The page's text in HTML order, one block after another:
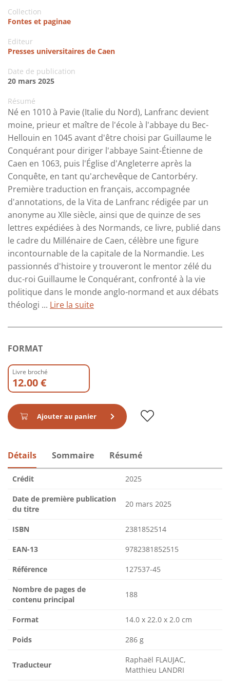
Collection
Fontes et paginae
Editeur
Presses universitaires de Caen
Date de publication
20 mars 2025
Résumé
Né en 1010 à Pavie (Italie du Nord), Lanfranc devient
moine, prieur et maître de l'école à l'abbaye du Bec-
Hellouin en 1045 avant d'être choisi par Guillaume le
Conquérant pour diriger l'abbaye Saint-Étienne de
Caen en 1063, puis l'Église d'Angleterre après la
Conquête, en tant qu'archevêque de Cantorbéry.
Première traduction en français, accompagnée
d'annotations, de la Vita de Lanfranc rédigée par un
anonyme au XIIe siècle, ainsi que de quinze de ses
lettres expédiées à des Normands, ce livre, publié dans
le cadre du Millénaire de Caen, célèbre une figure
incontournable de la capitale de la Normandie. Les
passionnés d'histoire y trouveront le mentor zélé du
duc-roi Guillaume le Conquérant, confronté à la vie
politique dans le monde anglo-normand et aux débats
théologi ... Lire la suite
FORMAT
Livre broché
12.00 €
Ajouter au panier
Détails Sommaire Résumé
Crédit 2025
Date de première publication
du titre
20 mars 2025
ISBN 2381852514
EAN-13 9782381852515
Référence 127537-45
Nombre de pages de
contenu principal
188
Format 14.0 x 22.0 x 2.0 cm
Poids 286 g
Traducteur
Raphaël FLAUJAC,
Matthieu LANDRI